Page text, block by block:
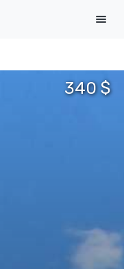
340 $